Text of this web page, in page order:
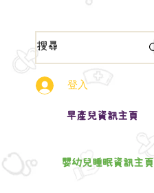
登入
​早產兒資訊主頁
嬰幼兒睡眠資訊主頁